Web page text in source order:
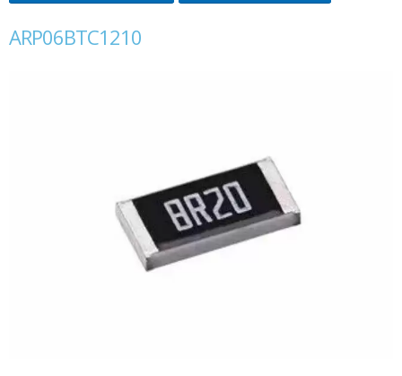
ARP06BTC1210